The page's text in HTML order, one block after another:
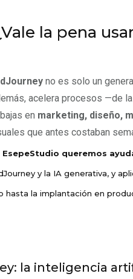
la pena
no es solo un
acelera procesos —de
en marketing, diseño,
que antes costaban
EsepeStudio queremos
y la IA generativa, y
hasta la implantación en
la inteligencia